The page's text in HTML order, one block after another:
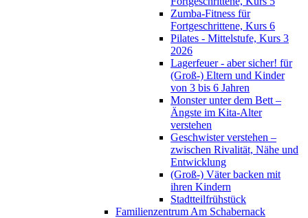
Zumba-Fitness für
Fortgeschrittene, Kurs 6
Pilates - Mittelstufe, Kurs 3
2026
Lagerfeuer - aber sicher! für
(Groß-) Eltern und Kinder
von 3 bis 6 Jahren
Monster unter dem Bett –
Ängste im Kita-Alter
verstehen
Geschwister verstehen –
zwischen Rivalität, Nähe und
Entwicklung
(Groß-) Väter backen mit
ihren Kindern
Stadtteilfrühstück
Familienzentrum Am Schabernack